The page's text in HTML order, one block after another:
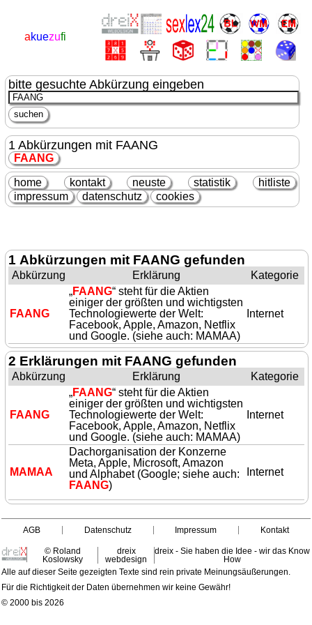
akuezufi
bitte gesuchte Abkürzung eingeben
1 Abkürzungen mit FAANG
FAANG
home kontakt neuste statistik
hitliste
impressum
datenschutz cookies
1 Abkürzungen mit FAANG gefunden
Abkürzung Erklärung Kategorie
FAANG
„FAANG“ steht für die Aktien
einiger der größten und wichtigsten
Technologiewerte der Welt:
Facebook, Apple, Amazon, Netflix
und Google. (siehe auch: MAMAA)
Internet
2 Erklärungen mit FAANG gefunden
Abkürzung Erklärung Kategorie
FAANG
„FAANG“ steht für die Aktien
einiger der größten und wichtigsten
Technologiewerte der Welt:
Facebook, Apple, Amazon, Netflix
und Google. (siehe auch: MAMAA)
Internet
MAMAA
Dachorganisation der Konzerne
Meta, Apple, Microsoft, Amazon
und Alphabet (Google; siehe auch:
FAANG)
Internet
AGB Datenschutz Impressum Kontakt
© Roland
Koslowsky
dreix
webdesign
dreix - Sie haben die Idee - wir das Know
How
Alle auf dieser Seite gezeigten Texte sind rein private Meinungsäußerungen.
Für die Richtigkeit der Daten übernehmen wir keine Gewähr!
© 2000 bis 2026